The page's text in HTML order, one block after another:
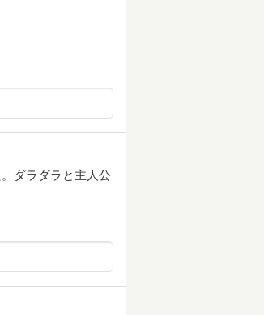
ダラダラと主人公